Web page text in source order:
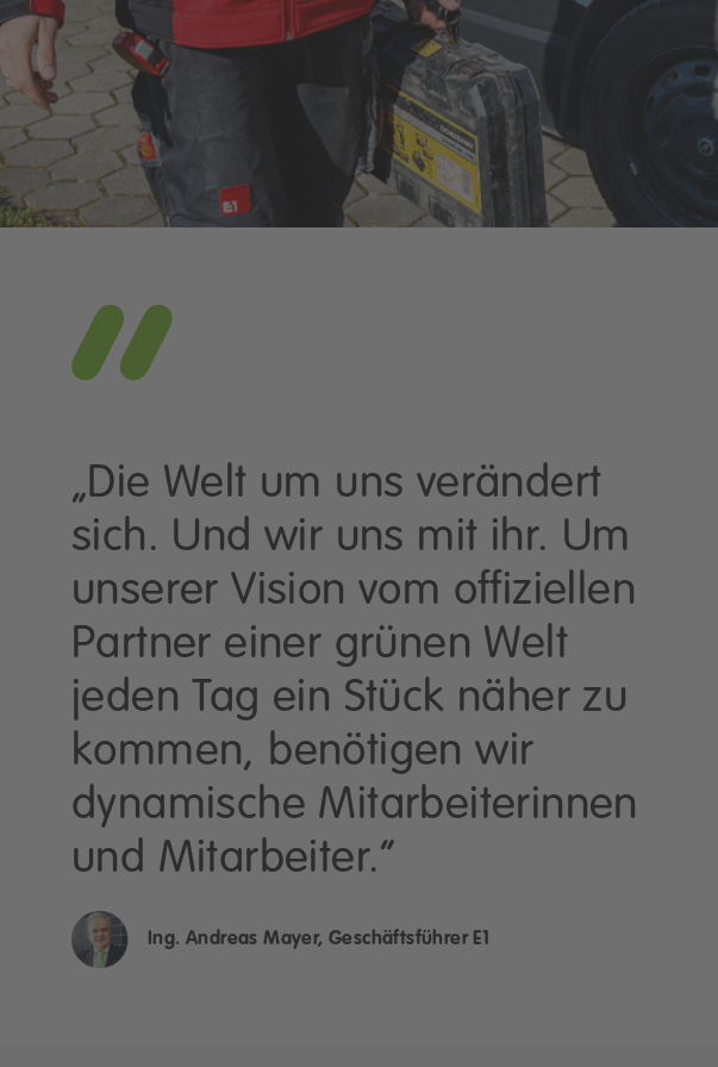
„Die Welt um uns verändert
sich. Und wir uns mit ihr. Um
unserer Vision vom offiziellen
Partner einer grünen Welt
jeden Tag ein Stück näher zu
kommen, benötigen wir
dynamische Mitarbeiterinnen
und Mitarbeiter.”
Ing. Andreas Mayer, Geschäftsführer E1